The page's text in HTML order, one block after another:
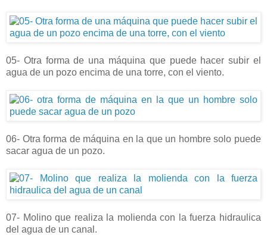
05- Otra forma de una máquina que puede hacer subir el
agua de un pozo encima de una torre, con el viento.
06- Otra forma de máquina en la que un hombre solo puede
sacar agua de un pozo.
07- Molino que realiza la molienda con la fuerza hidraulica
del agua de un canal.